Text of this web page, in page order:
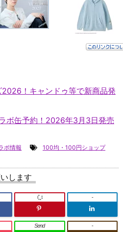
！キャンドゥ等で新商品発
ボ缶予約！2026年3月3日発売
ボ情報 100均・100円ショップ
します
-
Send -